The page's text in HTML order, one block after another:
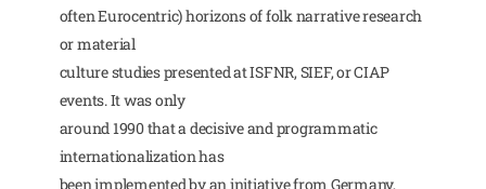
often Eurocentric) horizons of folk narrative research
or material
culture studies presented at ISFNR, SIEF, or CIAP
events. It was only
around 1990 that a decisive and programmatic
internationalization has
been implemented by an initiative from Germany,